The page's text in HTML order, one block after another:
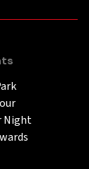
Night